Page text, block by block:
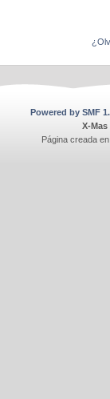
Powered by SMF
X-Mas
Página creada